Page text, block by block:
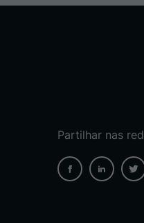
Partilhar nas